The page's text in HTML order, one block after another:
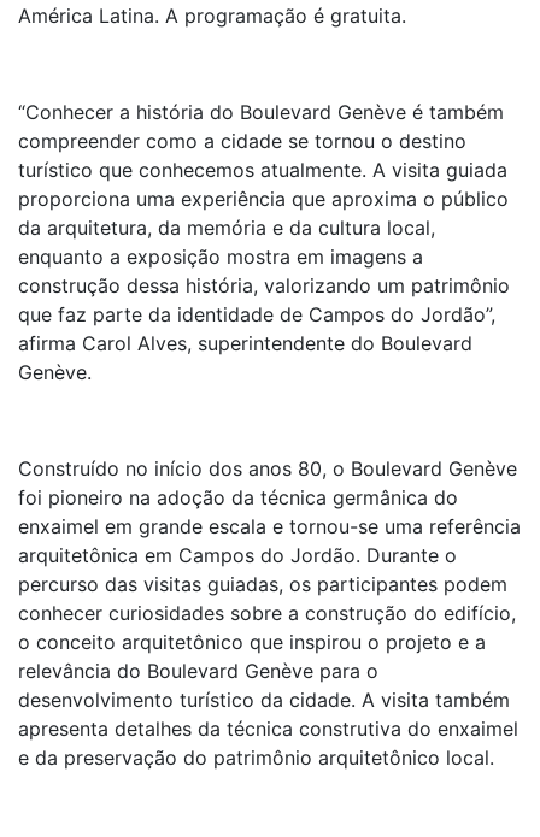
América Latina. A programação é gratuita.
“Conhecer a história do Boulevard Genève é também
compreender como a cidade se tornou o destino
turístico que conhecemos atualmente. A visita guiada
proporciona uma experiência que aproxima o público
da arquitetura, da memória e da cultura local,
enquanto a exposição mostra em imagens a
construção dessa história, valorizando um patrimônio
que faz parte da identidade de Campos do Jordão”,
afirma Carol Alves, superintendente do Boulevard
Genève.
Construído no início dos anos 80, o Boulevard Genève
foi pioneiro na adoção da técnica germânica do
enxaimel em grande escala e tornou-se uma referência
arquitetônica em Campos do Jordão. Durante o
percurso das visitas guiadas, os participantes podem
conhecer curiosidades sobre a construção do edifício,
o conceito arquitetônico que inspirou o projeto e a
relevância do Boulevard Genève para o
desenvolvimento turístico da cidade. A visita também
apresenta detalhes da técnica construtiva do enxaimel
e da preservação do patrimônio arquitetônico local.